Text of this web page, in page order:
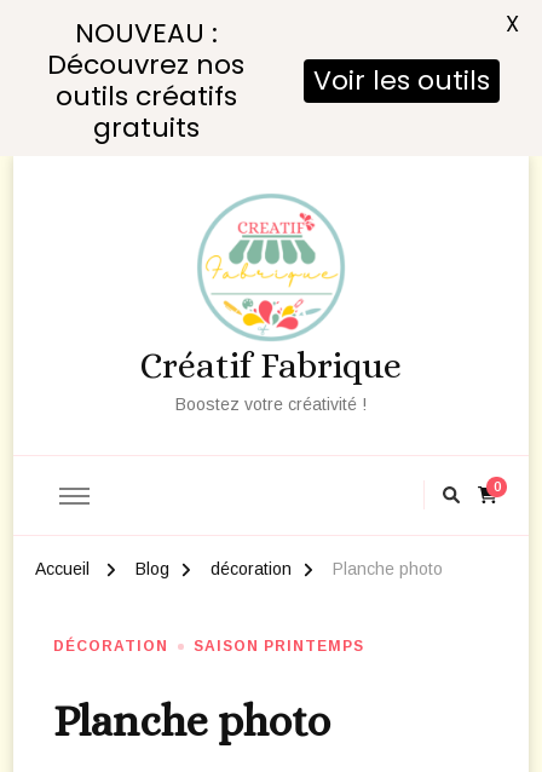
Créatif Fabrique
Boostez votre créativité !
0
Accueil Blog décoration Planche photo
DÉCORATION SAISON PRINTEMPS
Planche photo
NOUVEAU :
Découvrez nos
outils créatifs
gratuits
Voir les outils
X